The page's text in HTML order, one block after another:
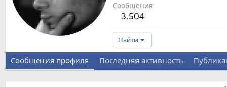
Сообщения
3.504
Найти
Сообщения профиля Последняя активность